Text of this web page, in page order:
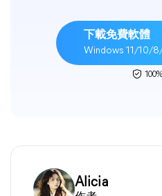
下載免費軟體
Windows 11/10/
Alicia